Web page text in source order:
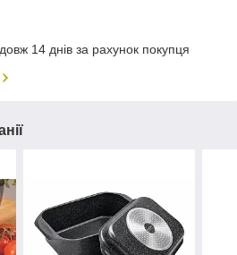
14 днів за рахунок покупця